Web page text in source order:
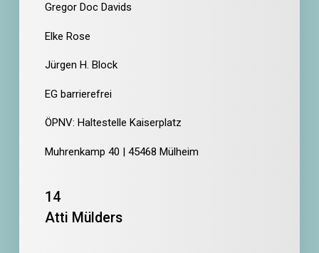
Gregor Doc Davids
Elke Rose
Jürgen H. Block
EG barrierefrei
ÖPNV: Haltestelle Kaiserplatz
Muhrenkamp 40 | 45468 Mülheim
14
Atti Mülders